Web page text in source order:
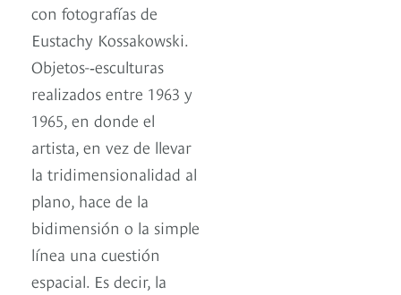
con fotografías de
Eustachy Kossakowski.
Objetos-­‐esculturas
realizados entre 1963 y
1965, en donde el
artista, en vez de llevar
la tridimensionalidad al
plano, hace de la
bidimensión o la simple
línea una cuestión
espacial. Es decir, la